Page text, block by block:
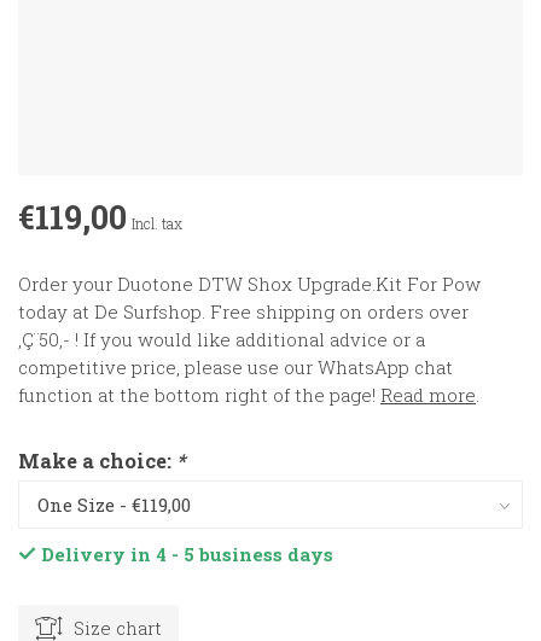
€119,00 Incl. tax
Order your Duotone DTW Shox Upgrade.Kit For Pow
today at De Surfshop. Free shipping on orders over
‚Ç¨50,- ! If you would like additional advice or a
competitive price, please use our WhatsApp chat
function at the bottom right of the page! Read more.
Make a choice: *
Delivery in 4 - 5 business days
Size chart